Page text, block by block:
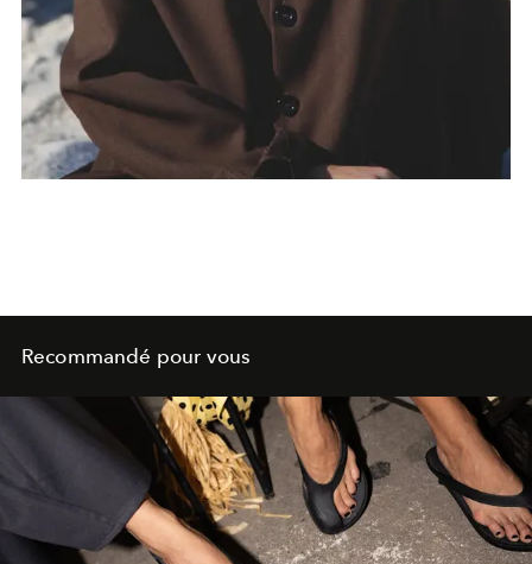
Recommandé pour vous